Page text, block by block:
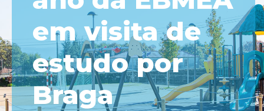
em visita de
estudo por
Braga